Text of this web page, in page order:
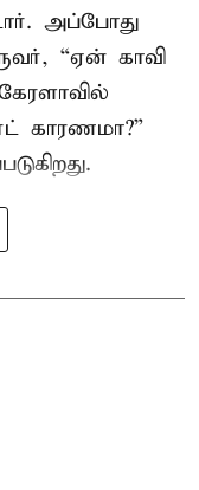
அப்போது
“ஏன் காவி
காரணமா?”